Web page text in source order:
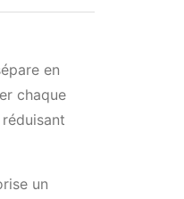
en
chaque
un